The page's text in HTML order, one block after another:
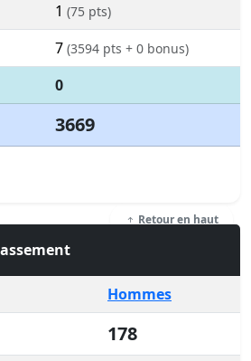
1 (75 pts)
7 (3594 pts + 0 bonus)
0
3669
Retour en haut
Hommes
178